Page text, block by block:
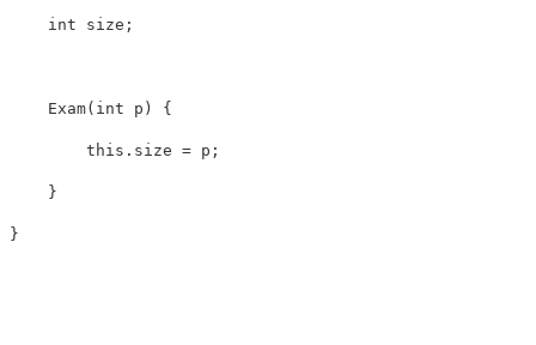
    int size;
    Exam(int p) {
        this.size = p;
    }